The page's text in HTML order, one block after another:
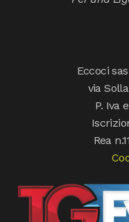
Eccoci
via
P. Iva
Rea